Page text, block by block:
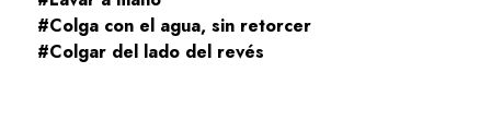
#Colga con el agua, sin retorcer
#Colgar del lado del revés